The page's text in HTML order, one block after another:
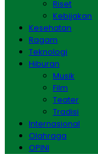
Riset
Kebijakan
Kesehatan
Ragam
Teknologi
Hiburan
Musik
Film
Teater
Tradisi
Internasional
Olahraga
OPINI